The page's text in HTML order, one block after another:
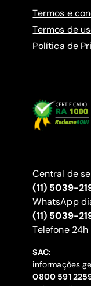
Termos e
Termos de
Política de
Central de
(11) 5039-
WhatsApp
(11) 5039-
‍Telefone
SAC:
informações
‍0800 591